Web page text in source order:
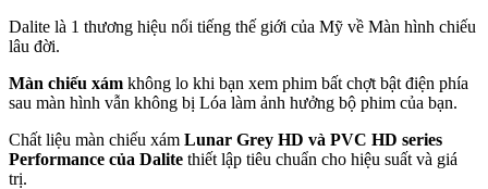
Dalite là 1 thương hiệu nổi tiếng thế giới của Mỹ về Màn hình chiếu
lâu đời.
Màn chiếu xám không lo khi bạn xem phim bất chợt bật điện phía
sau màn hình vẫn không bị Lóa làm ảnh hưởng bộ phim của bạn.
Chất liệu màn chiếu xám Lunar Grey HD và PVC HD series
Performance của Dalite thiết lập tiêu chuẩn cho hiệu suất và giá
trị.